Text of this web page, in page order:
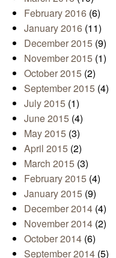
February 2016 (6)
January 2016 (11)
December 2015 (9)
November 2015 (1)
October 2015 (2)
September 2015 (4)
July 2015 (1)
June 2015 (4)
May 2015 (3)
April 2015 (2)
March 2015 (3)
February 2015 (4)
January 2015 (9)
December 2014 (4)
November 2014 (2)
October 2014 (6)
September 2014 (5)